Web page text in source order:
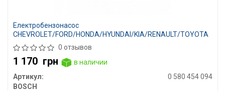
Електробензонасос
CHEVROLET/FORD/HONDA/HYUNDAI/KIA/RENAULT/TOYOTA
0 отзывов
1 170 грн
в наличии
Артикул:
0 580 454 094
BOSCH